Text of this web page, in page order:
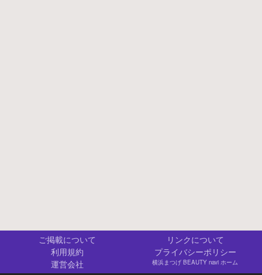
ご掲載について
リンクについて
利用規約
プライバシーポリシー
運営会社
横浜まつげ BEAUTY navi ホーム